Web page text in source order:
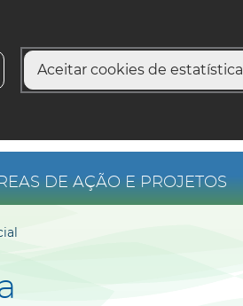
Aceitar cookies de estatística
DE AÇÃO E PROJETOS